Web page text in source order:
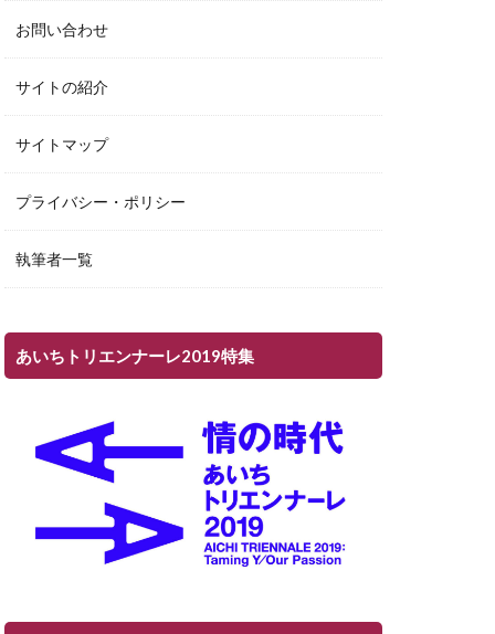
お問い合わせ
サイトの紹介
サイトマップ
プライバシー・ポリシー
執筆者一覧
あいちトリエンナーレ2019特集